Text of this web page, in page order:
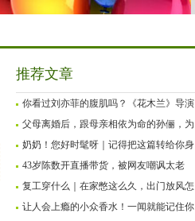
推荐文章
你看过刘亦菲的腹肌吗？《花木兰》导演
父母离婚后，跟母亲相依为命的孙俪，为
奶奶！您好时髦呀｜记得把这篇转给你身
43岁陈数开直播带货，被网友嘲讽太老
复工穿什么｜在家憋这么久，出门放风怎
让人会上瘾的小众香水！一闻就能记住你